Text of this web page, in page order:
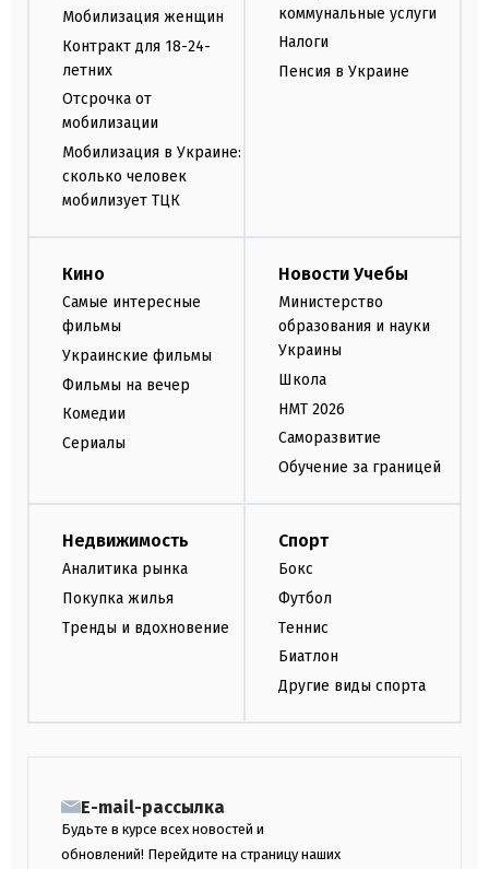
Мобилизация женщин
Контракт для 18-24-
летних
Отсрочка от
мобилизации
Мобилизация в Украине:
сколько человек
мобилизует ТЦК
коммунальные услуги
Налоги
Пенсия в Украине
Кино
Самые интересные
фильмы
Украинские фильмы
Фильмы на вечер
Комедии
Сериалы
Новости Учебы
Министерство
образования и науки
Украины
Школа
НМТ 2026
Саморазвитие
Обучение за границей
Недвижимость
Аналитика рынка
Покупка жилья
Тренды и вдохновение
Спорт
Бокс
Футбол
Теннис
Биатлон
Другие виды спорта
E-mail-рассылка
Будьте в курсе всех новостей и
обновлений! Перейдите на страницу наших